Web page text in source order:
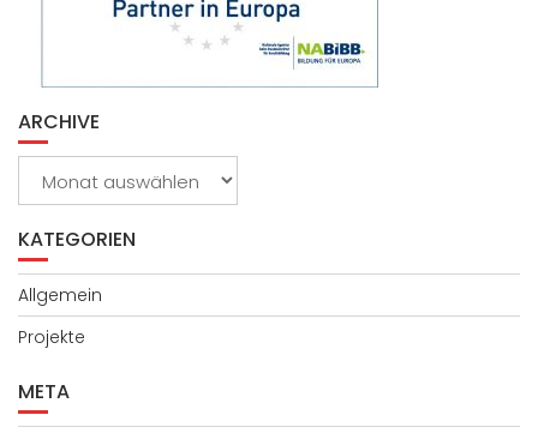
ARCHIVE
KATEGORIEN
Allgemein
Projekte
META